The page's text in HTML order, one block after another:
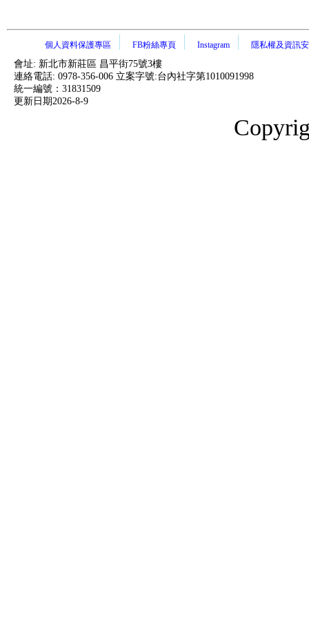
個人資料保護專區 FB粉絲專頁 Instagram 隱私權及資訊
會址: 新北市新莊區 昌平街75號3樓
連絡電話: 0978-356-006 立案字號:台內社字第1010091998
統一編號：31831509
更新日期2026-8-9